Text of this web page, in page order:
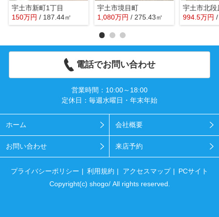
宇土市新町1丁目
150万円 / 187.44㎡
宇土市境目町
1,080万円 / 275.43㎡
宇土市北段
994.5万円
電話でお問い合わせ
営業時間：10:00～18:00
定休日：毎週水曜日・年末年始
ホーム 会社概要
お問い合わせ 来店予約
プライバシーポリシー 利用規約 アクセスマップ
PCサイト
Copyright(c) shogo/ All rights reserved.